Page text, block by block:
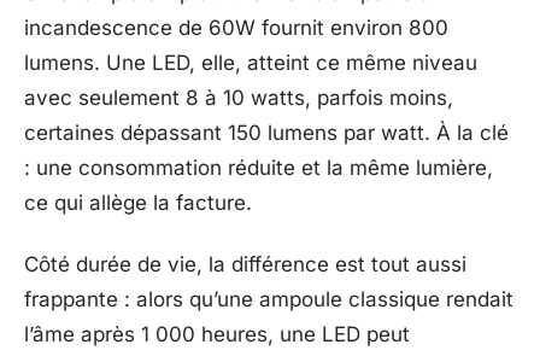
incandescence de 60W fournit environ 800
lumens. Une LED, elle, atteint ce même niveau
avec seulement 8 à 10 watts, parfois moins,
certaines dépassant 150 lumens par watt. À la clé
: une consommation réduite et la même lumière,
ce qui allège la facture.
Côté durée de vie, la différence est tout aussi
frappante : alors qu’une ampoule classique rendait
l’âme après 1 000 heures, une LED peut